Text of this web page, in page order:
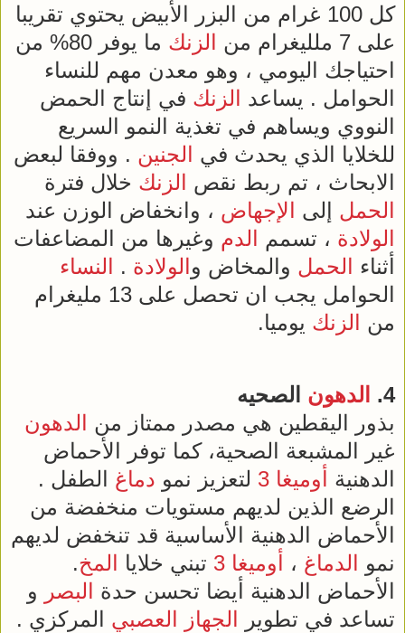
كل 100 غرام من البزر الأبيض يحتوي تقريبا
على 7 ملليغرام من
الزنك
ما يوفر 80% من
احتياجك اليومي ، وهو معدن مهم للنساء
الحوامل . يساعد الزنك في إنتاج الحمض
النووي ويساهم في تغذية النمو السريع
للخلايا الذي يحدث في الجنين . ووفقا لبعض
الابحاث ، تم ربط نقص الزنك خلال فترة
الحمل إلى الإجهاض ، وانخفاض الوزن عند
الولادة ، تسمم الدم وغيرها من المضاعفات
أثناء الحمل والمخاض والولادة . النساء
الحوامل يجب ان تحصل على 13 مليغرام
من الزنك يوميا.
4. الدهون الصحيه
بذور اليقطين هي مصدر ممتاز من الدهون
غير المشبعة الصحية، كما توفر الأحماض
الدهنية أوميغا 3 لتعزيز نمو دماغ الطفل .
الرضع الذين لديهم مستويات منخفضة من
الأحماض الدهنية الأساسية قد تنخفض لديهم
نمو الدماغ ، أوميغا 3 تبني خلايا المخ.
الأحماض الدهنية أيضا تحسن حدة البصر و
تساعد في تطوير الجهاز العصبي المركزي .